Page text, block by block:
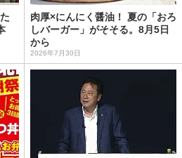
肉厚×にんにく醤油！ 夏の「おろ
しバーガー」がそそる。8月5日
から
2026年7月30日